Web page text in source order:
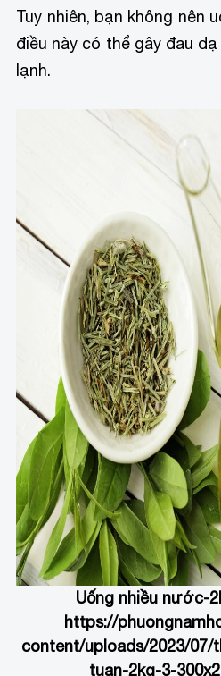
Tuy nhiên, bạn không nên
điều này có thể gây đau
lạnh.
Uống nhiều nước-
https://
content/uploads/2023/
tuan-2kg-3-